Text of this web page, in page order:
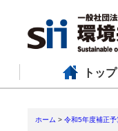
トップ
ホーム > 令和5年度補正